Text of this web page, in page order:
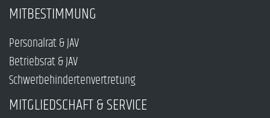
MITBESTIMMUNG
Personalrat & JAV
Betriebsrat & JAV
Schwerbehindertenvertretung
MITGLIEDSCHAFT & SERVICE